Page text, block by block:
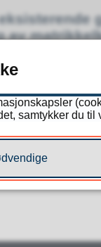
av
samtykker du